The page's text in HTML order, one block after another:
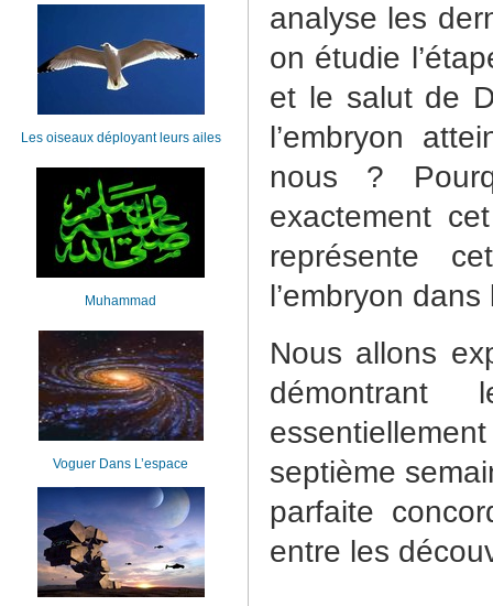
analyse les
on étudie
et le salut de
l’embryon
nous ?
exactement
représente
l’embryon
Nous allons
démontrant
septième
parfaite
entre les
Les oiseaux déployant leurs ailes
Muhammad
Voguer Dans L’espace